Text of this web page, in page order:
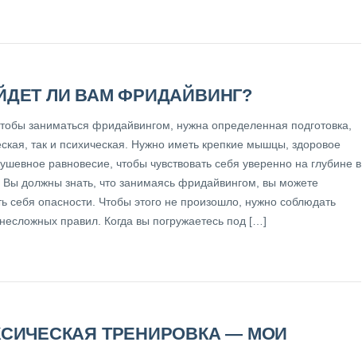
ЛИ ВАМ ФРИДАЙВИНГ?
заниматься фридайвингом, нужна определенная подготовка,
так и психическая. Нужно иметь крепкие мышцы, здоровое
равновесие, чтобы чувствовать себя уверенно на глубине в
Вы должны знать, что занимаясь фридайвингом, вы можете
себя опасности. Чтобы этого не произошло, нужно соблюдать
правил. Когда вы погружаетесь под […]
ТРЕНИРОВКА — МОИ